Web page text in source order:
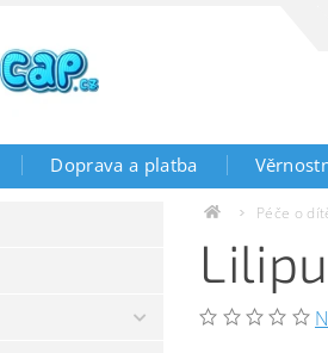
Doprava a platba
Péče o